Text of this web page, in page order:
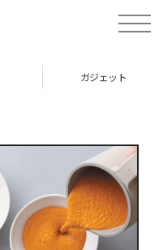
toggle
ガジェット